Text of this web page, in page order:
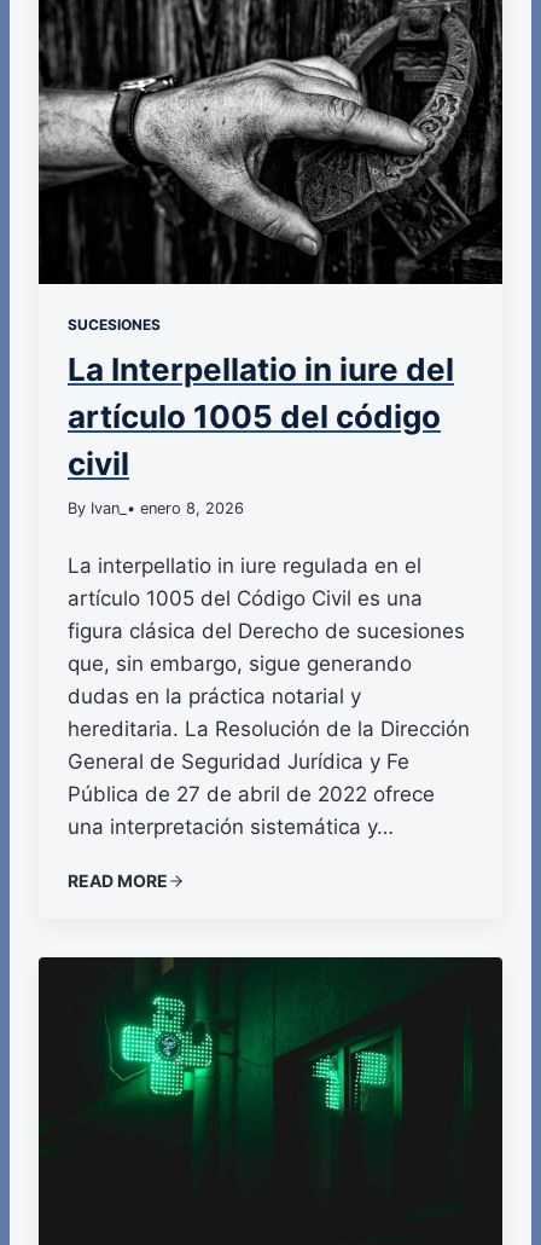
SUCESIONES
La Interpellatio in iure del
artículo 1005 del código
civil
By Ivan_ • enero 8, 2026
La interpellatio in iure regulada en el
artículo 1005 del Código Civil es una
figura clásica del Derecho de sucesiones
que, sin embargo, sigue generando
dudas en la práctica notarial y
hereditaria. La Resolución de la Dirección
General de Seguridad Jurídica y Fe
Pública de 27 de abril de 2022 ofrece
una interpretación sistemática y…
READ MORE